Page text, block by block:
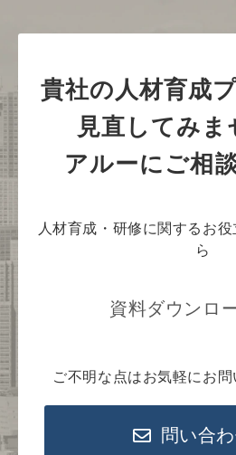
貴社の人材育成
見直してみま
アルーにご相
人材育成・研修に関するお
ら
資料ダウンロ
ご不明な点はお気軽にお
問い合